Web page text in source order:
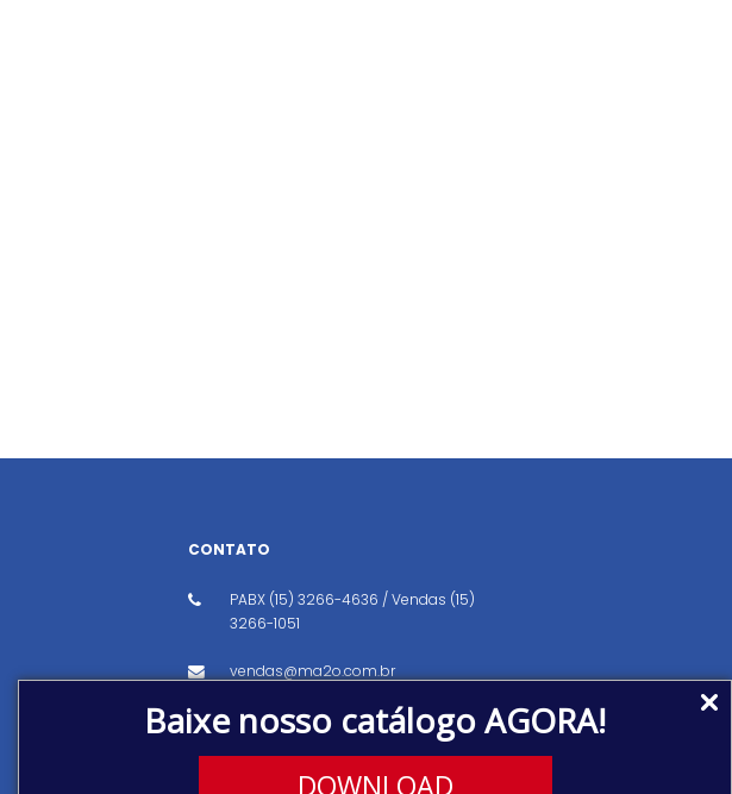
Baixe nosso catálogo AGORA!
DOWNLOAD
CONTATO
PABX (15) 3266-4636 / Vendas (15)
3266-1051
vendas@ma2o.com.br
Avenida dos Eucaliptos, 151, Distrito
Industrial, Iperó/SP CEP: 18560-000